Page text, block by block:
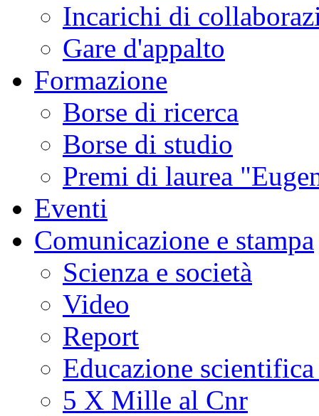
Incarichi di
Gare d'appalto
Formazione
Borse di ricerca
Borse di studio
Premi di laurea
Eventi
Comunicazione e stampa
Scienza e società
Video
Report
Educazione
5 X Mille al Cnr